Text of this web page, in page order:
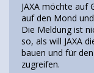
JAXA möchte auf
auf den Mond
Die Meldung ist
so, als will JAXA
bauen und für
zugreifen.